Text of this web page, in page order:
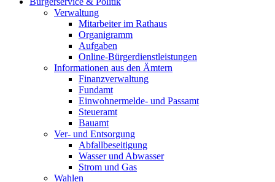
Verwaltung
Mitarbeiter im Rathaus
Organigramm
Aufgaben
Online-Bürgerdienstleistungen
Informationen aus den Ämtern
Finanzverwaltung
Fundamt
Einwohnermelde- und Passamt
Steueramt
Bauamt
Ver- und Entsorgung
Abfallbeseitigung
Wasser und Abwasser
Strom und Gas
Wahlen